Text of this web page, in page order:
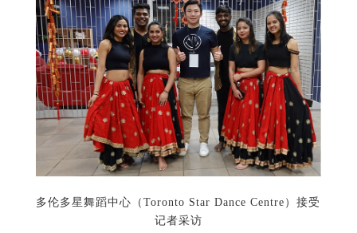
多伦多星舞蹈中心（Toronto Star Dance Centre）接受
记者采访